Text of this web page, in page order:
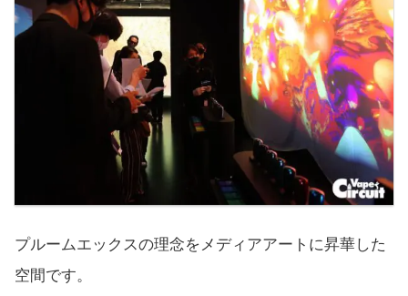
プルームエックスの理念をメディアアートに昇華した
空間です。